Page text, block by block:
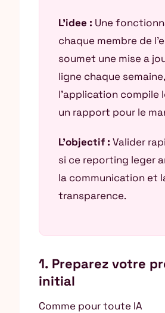
L’idee : Une
chaque membre de
soumet une mise a
ligne chaque
l’application compile
un rapport pour le
L’objectif : Valider
si ce reporting leger
la communication et
transparence.
1. Preparez votre
initial
Comme pour toute IA